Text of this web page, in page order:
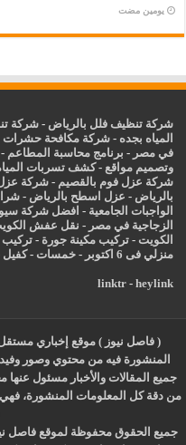
‏يومين مضت
شركة تنظيف فلل بالرياض -شركة
المياه بجده -شركة مكافحة حشرات
في مصر - برنامج محاسبة المطاعم
وتصميم مواقع -كشف تسربات
شركة عزل فوم بالقصيم -شركة
بالرياض - عزل اسطح بالرياض -
الواجبات الجامعية - افضل شركة
الزجاجية في مصر - نقل عفش
الكويت -تركيب مكينة جورة -تركيب
منزلي فى 6 اكتوبر
-خمسات -كفيل
linktr- heylink
( فاصل نيوز ) موقع إخباري
المنشورة فيه من محتوي وصور
جميع المقالات والأخبار مسئول عنها
من دقة كل المعلومات المنشورة، فهي
جميع الحقوق محفوظة لموقع فاصل نيوز